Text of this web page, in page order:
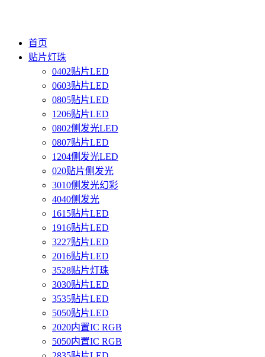
首页
贴片灯珠
0402贴片LED
0603贴片LED
0805贴片LED
1206贴片LED
0802侧发光LED
0807贴片LED
1204侧发光LED
020贴片侧发光
3010侧发光幻彩
4040侧发光
1615贴片LED
1916贴片LED
3227贴片LED
2016贴片LED
3528贴片灯珠
3030贴片LED
3535贴片LED
5050贴片LED
2020内置IC RGB
5050内置IC RGB